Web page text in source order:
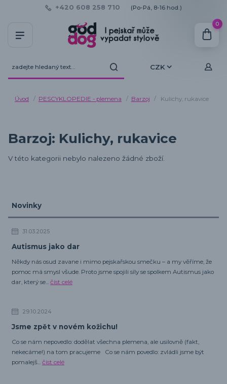
CZK
+420 608 258 710 (Po-Pá, 8-16 hod.)
0
Úvod PESCYKLOPEDIE - plemena Barzoj Kulichy, rukavice
Barzoj: Kulichy, rukavice
V této kategorii nebylo nalezeno žádné zboží.
Novinky
31.03.2025
Autismus jako dar
Někdy nás osud zavane i mimo pejskařskou smečku – a my věříme, že
pomoc má smysl všude. Proto jsme spojili síly se spolkem Autismus jako
dar, který se... číst celé
29.10.2024
Jsme zpět v novém kožichu!
Co se nám nepovedlo: dodělat všechna plemena, ale usilovně (fakt,
nekecáme!) na tom pracujeme Co se nám povedlo: zvládli jsme být
pomalejš... číst celé